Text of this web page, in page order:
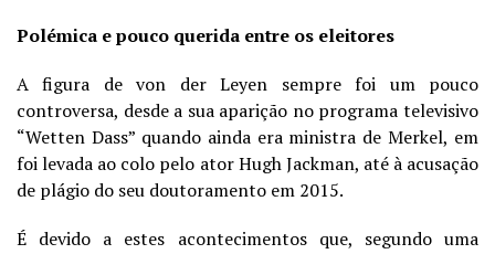
Polémica e pouco querida entre os eleitores
A figura de von der Leyen sempre foi um pouco
controversa, desde a sua aparição no programa televisivo
“Wetten Dass” quando ainda era ministra de Merkel, em
foi levada ao colo pelo ator Hugh Jackman, até à acusação
de plágio do seu doutoramento em 2015.
É devido a estes acontecimentos que, segundo uma